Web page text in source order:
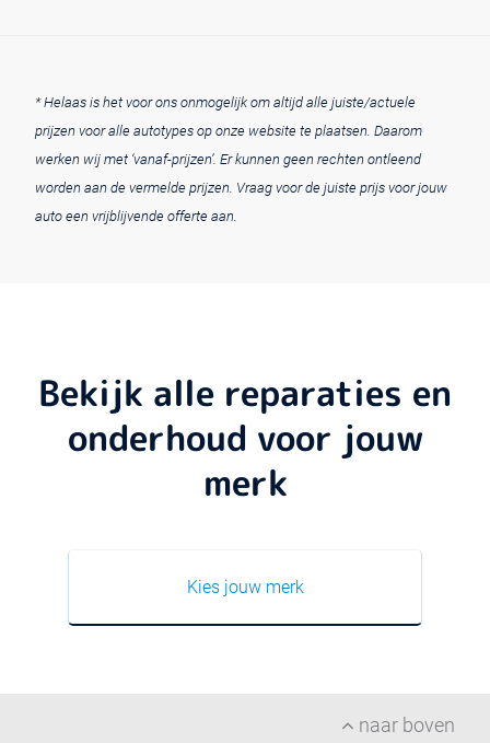
* Helaas is het voor ons onmogelijk om altijd alle juiste/actuele
prijzen voor alle autotypes op onze website te plaatsen. Daarom
werken wij met ‘vanaf-prijzen’. Er kunnen geen rechten ontleend
worden aan de vermelde prijzen. Vraag voor de juiste prijs voor jouw
auto een vrijblijvende offerte aan.
Bekijk alle reparaties en
onderhoud voor jouw
merk
Kies jouw merk
naar boven